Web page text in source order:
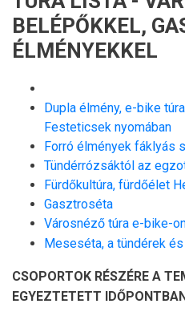
BELÉPŐKKEL,
ÉLMÉNYEKKEL
Dupla élmény, e-bike
Festeticsek nyomában
Forró élmények fáklyás
Tündérrózsáktól az
Fürdőkultúra, fürdőélet
Gasztroséta
Városnéző túra e-bike-
Meseséta, a tündérek
CSOPORTOK RÉSZÉRE A
EGYEZTETETT